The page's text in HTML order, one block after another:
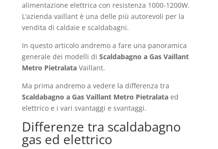
alimentazione elettrica con resistenza 1000-1200W.
L’azienda vaillant è una delle più autorevoli per la
vendita di caldaie e scaldabagni.
In questo articolo andremo a fare una panoramica
generale dei modelli di Scaldabagno a Gas Vaillant
Metro PietralataVaillant.
Ma prima andremo a vedere la differenza tra
Scaldabagno a Gas Vaillant Metro Pietralataed
elettrico e i vari svantaggi e svantaggi.
Differenze tra scaldabagno
gas ed elettrico